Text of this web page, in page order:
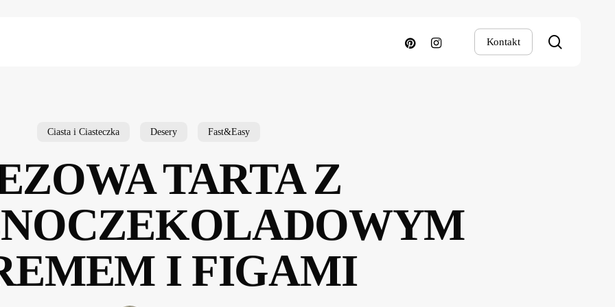
Kontakt
pinterestinstagram
Ciasta i Ciasteczka Desery Fast&Easy
TARTA Z
I FIGAMI